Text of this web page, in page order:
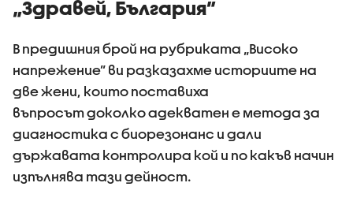
„Здравей, България”
В предишния брой на рубриката „Високо
напрежение” ви разказахме историите на
две жени, които поставиха
въпросът доколко адекватен е метода за
диагностика с биорезонанс и дали
държавата контролира кой и по какъв начин
изпълнява тази дейност.